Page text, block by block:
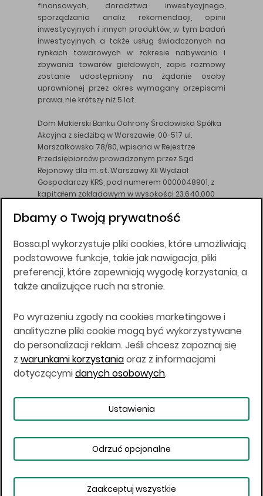
finansowych, doradztwa inwestycyjnego,
sporządzania analiz, rekomendacji, opinii
inwestycyjnych i innych produktów, w tym badań
inwestycyjnych, a także usług świadczonych na
rynkach towarowych w zakresie nabywania i
zbywania towarów giełdowych, zapis rozmowy
zostanie udostępniony na żądanie osoby
uprawnionej przez okres wymagany przepisami
prawa, nie krótszy niż 5 lat.
Dom Maklerski Banku Ochrony Środowiska Spółka
Akcyjna z siedzibą w Warszawie, 00-517 ul.
Marszałkowska 78/80, wpisana w Rejestrze
Przedsiębiorców prowadzonym przez Sąd
Rejonowy dla m. st. Warszawy XII Wydział
Gospodarczy KRS, pod numerem 0000048901, z
kapitałem zakładowym w wysokości 23.640.000
DM BOŚ działa na podstawie zezwolenia KNF z dnia
Wszelkie informacje na niniejszej stronie w tym
informacje o produktach inwestycyjnych nie są
kierowane do osób mających miejsce
zamieszkania lub pobytu w Stanach
Japonii, ani w dowolnej innej jurysdykcji, w której
taki materiał byłby sprzeczny z prawem lub w
których zgodne z prawem nabycie produktów
inwestycyjnych nie jest możliwe lub w której nie
jest możliwe złożenie oferty. Prawa obowiązujące
w danej jurysdykcji określają, czy jest możliwe
nabycie poszczególnych produktów
Copyright © 2026 BOŚ | BOSSA.PL
Warunki korzystania
Dane osobowe
Dbamy o Twoją prywatność
Bossa.pl wykorzystuje pliki cookies, które umożliwiają
podstawowe funkcje, takie jak nawigacja, pliki
preferencji, które zapewniają wygodę korzystania, a
także analizujące ruch na stronie.
Po wyrażeniu zgody na cookies marketingowe i
analityczne pliki cookie mogą być wykorzystywane
do personalizacji reklam. Jeśli chcesz zapoznaj się
z warunkami korzystaniaoraz z informacjami
dotyczącymidanych osobowych.
Ustawienia
Odrzuć opcjonalne
Zaakceptuj wszystkie